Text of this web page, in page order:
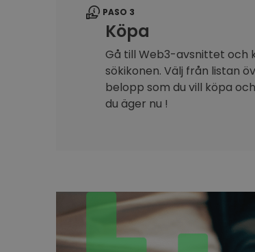
PASO 3
Köpa
Gå till Web3-avsnittet och
sökikonen. Välj från listan
belopp som du vill köpa
du äger nu !